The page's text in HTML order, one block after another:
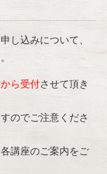
し込みについて、
ら受付させて頂き
のでご注意くださ
講座のご案内をご